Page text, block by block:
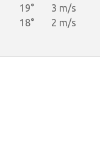
19°
3 m/s
18° 2 m/s